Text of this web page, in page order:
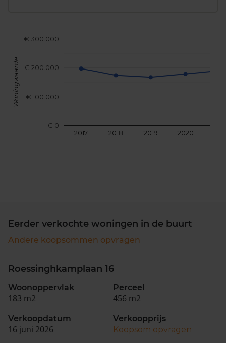
2017 2018 2019 2020
€ 0
€ 100.000
€ 200.000
€ 300.000
Woningwaarde
Eerder verkochte woningen in de buurt
Andere koopsommen opvragen
Roessinghkamplaan 16
Woonoppervlak
183 m2
Perceel
456 m2
Verkoopdatum
16 juni 2026
Verkoopprijs
Koopsom opvragen